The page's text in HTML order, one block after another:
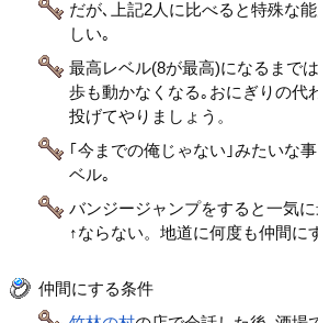
だが､上記2人に比べると特殊な
しい｡
最高レベル(8が最高)になるまで
歩も動かなくなる｡おにぎりの代
投げてやりましょう。
｢今までの俺じゃない｣みたいな
ベル｡
バンジージャンプをすると一気
↑ならない。地道に何度も仲間に
仲間にする条件